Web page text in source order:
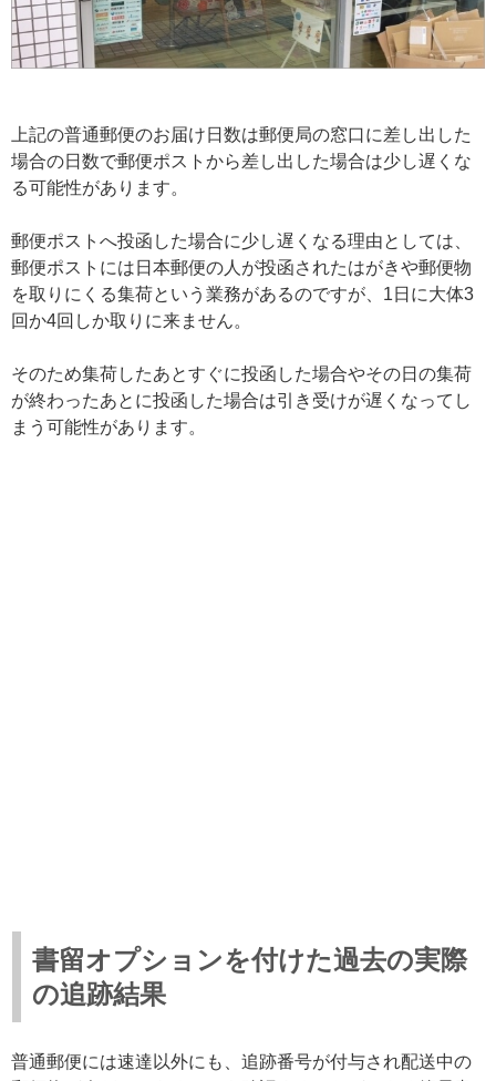
上記の普通郵便のお届け日数は郵便局の窓口に差し出した
場合の日数で郵便ポストから差し出した場合は少し遅くな
る可能性があります。
郵便ポストへ投函した場合に少し遅くなる理由としては、
郵便ポストには日本郵便の人が投函されたはがきや郵便物
を取りにくる集荷という業務があるのですが、1日に大体3
回か4回しか取りに来ません。
そのため集荷したあとすぐに投函した場合やその日の集荷
が終わったあとに投函した場合は引き受けが遅くなってし
まう可能性があります。
書留オプションを付けた過去の実際
の追跡結果
普通郵便には速達以外にも、追跡番号が付与され配送中の